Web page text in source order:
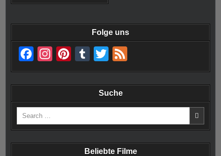
Folge uns
c
b
o
o
s
g
r
n
r
e
m
r
i
t
e
r
e
Suche
Beliebte Filme